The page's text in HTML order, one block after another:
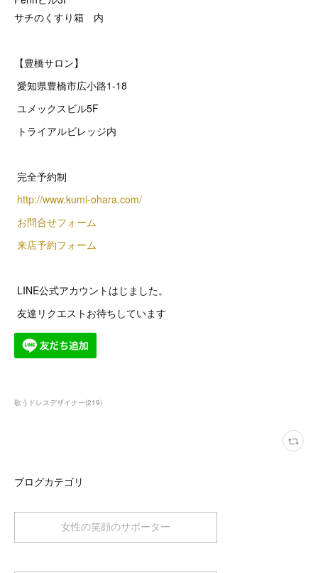
サチのくすり箱 内
【豊橋サロン】
愛知県豊橋市広小路1-18
ユメックスビル5F
トライアルビレッジ内
完全予約制
http://www.kumi-ohara.com/
お問合せフォーム
来店予約フォーム
LINE公式アカウントはじました。
友達リクエストお待ちしています
歌うドレスデザイナー(219)
ブログカテゴリ
女性の笑顔のサポーター